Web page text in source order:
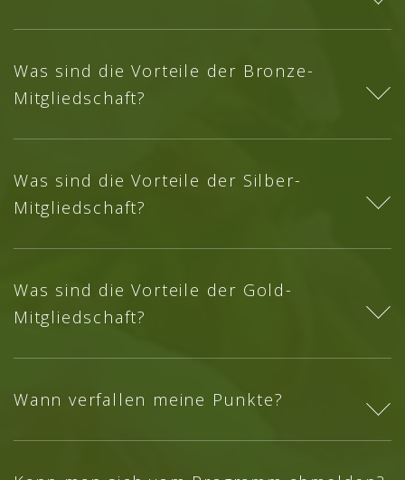
Was sind die Vorteile der Bronze-
Mitgliedschaft?
Was sind die Vorteile der Silber-
Mitgliedschaft?
Was sind die Vorteile der Gold-
Mitgliedschaft?
Wann verfallen meine Punkte?